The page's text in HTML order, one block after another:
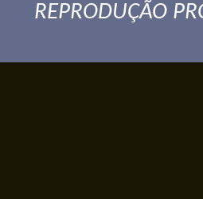
REPRODUÇÃO